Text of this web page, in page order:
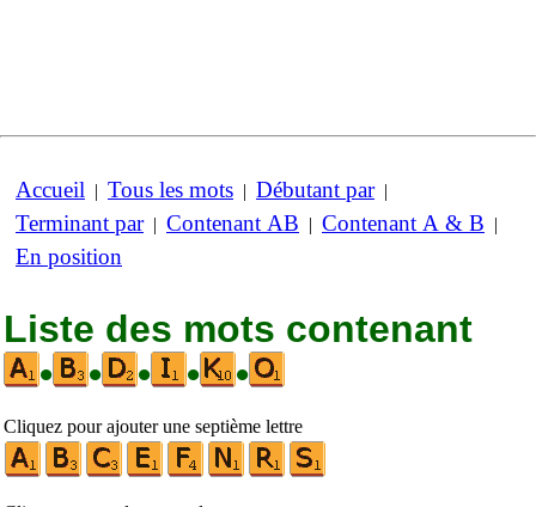
Accueil | Tous les mots | Débutant par|
Terminant par| Contenant AB | Contenant A & B |
En position
Liste des mots contenant
•
• • • •
Cliquez pour ajouter une septième lettre